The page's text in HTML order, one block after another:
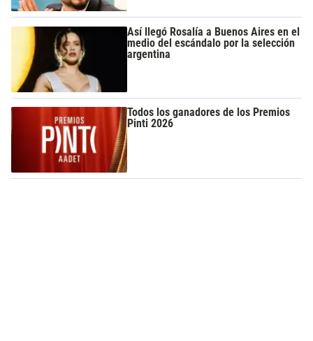
Así llegó Rosalía a Buenos Aires en el
medio del escándalo por la selección
argentina
Todos los ganadores de los Premios
Pinti 2026